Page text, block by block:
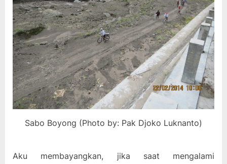
Sabo Boyong (Photo by: Pak Djoko Luknanto)
Aku membayangkan, jika saat mengalami